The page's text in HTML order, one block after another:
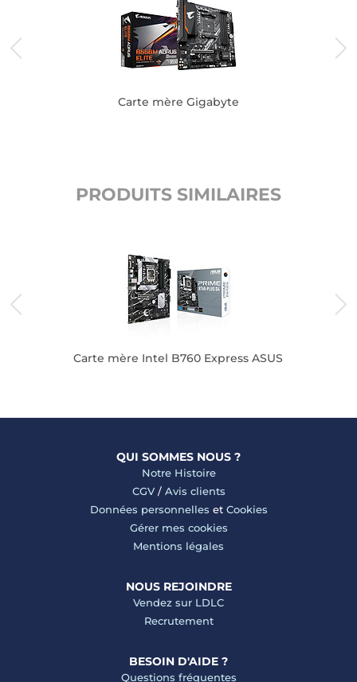
Carte mère Gigabyte
PRODUITS SIMILAIRES
Carte mère Intel B760 Express ASUS
QUI SOMMES NOUS ?
Notre Histoire
CGV/ Avis clients
Données personnelles et Cookies
Gérer mes cookies
Mentions légales
NOUS REJOINDRE
Vendez sur LDLC
Recrutement
BESOIN D'AIDE ?
Questions fréquentes